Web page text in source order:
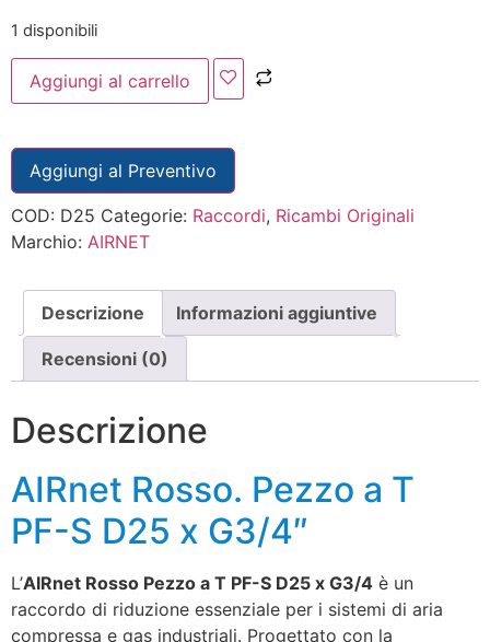
1 disponibili
Aggiungi al carrello
Aggiungi al Preventivo
COD: D25 Categorie: Raccordi, Ricambi Originali
Marchio: AIRNET
Descrizione Informazioni aggiuntive
Recensioni (0)
Descrizione
AIRnet Rosso. Pezzo a T
PF-S D25 x G3/4″
L’AIRnet Rosso Pezzo a T PF-S D25 x G3/4 è un
raccordo di riduzione essenziale per i sistemi di aria
compressa e gas industriali. Progettato con la